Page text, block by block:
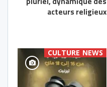
acteurs religieux
CULTURE NEWS